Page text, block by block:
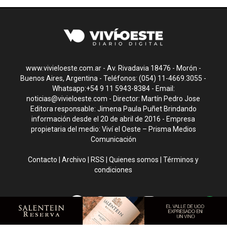
www.vivieloeste.com.ar - Av. Rivadavia 18476 - Morón -
Buenos Aires, Argentina - Teléfonos: (054) 11-4669.3055 -
Whatsapp:+54 9 11 5943-8384 - Email:
noticias@vivieloeste.com - Director: Martín Pedro Jose
Editora responsable: Jimena Paula Puñet Brindando
información desde el 20 de abril de 2016 - Empresa
propietaria del medio: Viví el Oeste – Prisma Medios
Comunicación
Contacto |Archivo RSS |Quienes somos |Términos y
condiciones